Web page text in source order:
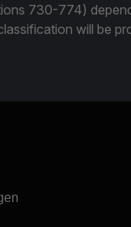
730-774)
will be